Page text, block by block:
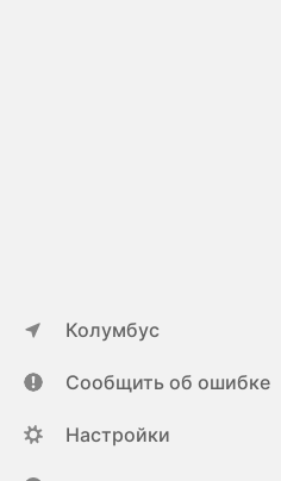
Колумбус
Сообщить об ошибке
Настройки